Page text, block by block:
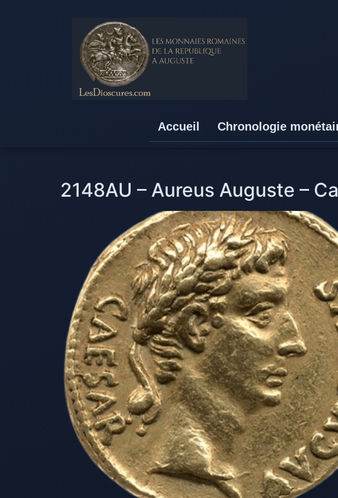
Accueil Chronologie
2148AU – Aureus Auguste –